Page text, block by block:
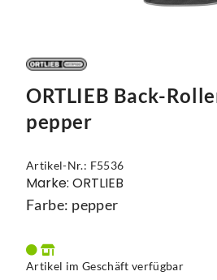
Zahnkränze
Spiegel
Taschen
Wandhalterung
ORTLIEB Back-
pepper
Artikel-Nr.: F5536
Marke: ORTLIEB
Farbe: pepper
Artikel im Geschäft verfügbar